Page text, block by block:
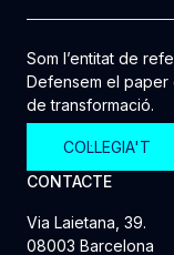
Som l’entitat de
Defensem el paper
de transformació.
COL·LEGIA'T
CONTACTE
Via Laietana, 39.
08003 Barcelona